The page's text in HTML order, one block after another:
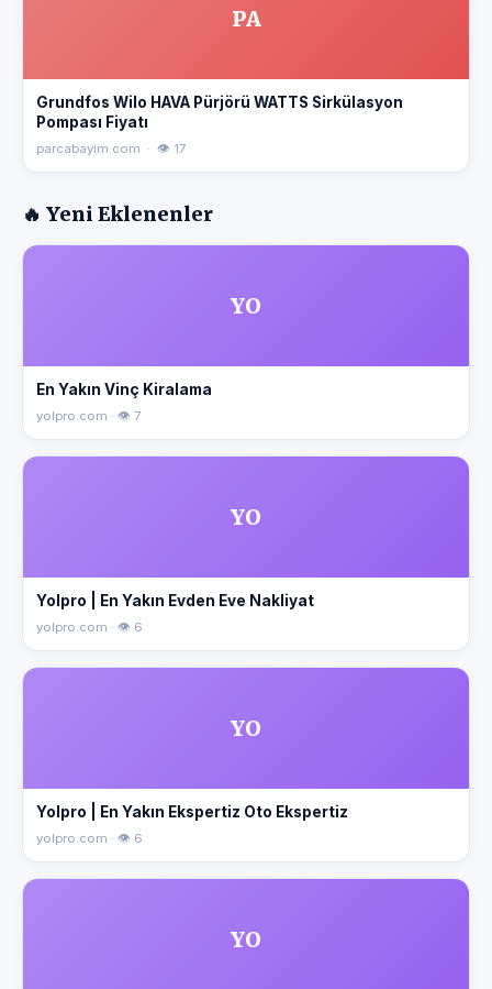
PA
Grundfos Wilo HAVA Pürjörü WATTS Sirkülasyon
Pompası Fiyatı
parcabayim.com · 👁 17
🔥 Yeni Eklenenler
YO
En Yakın Vinç Kiralama
yolpro.com · 👁 7
YO
Yolpro | En Yakın Evden Eve Nakliyat
yolpro.com · 👁 6
YO
Yolpro | En Yakın Ekspertiz Oto Ekspertiz
yolpro.com · 👁 6
YO